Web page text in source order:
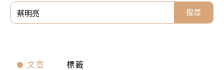
搜尋
文章 標籤